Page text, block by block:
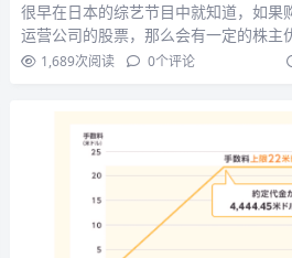
很早在日本的综艺节目中就知道，如果
运营公司的股票，那么会有一定的株主
门票），所以今…
1,689次阅读 0个评论